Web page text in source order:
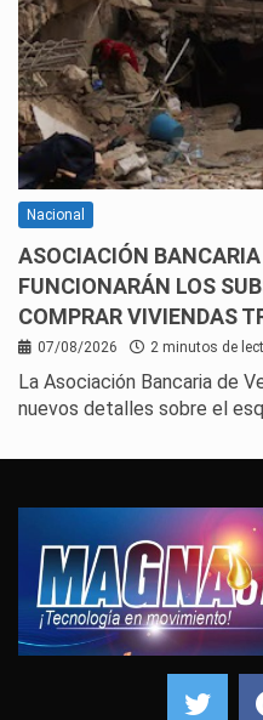
Nacional
ASOCIACIÓN
FUNCIONARÁN LOS
COMPRAR VIVIENDAS
07/08/2026 2 minutos de
La Asociación Bancaria de
nuevos detalles sobre el